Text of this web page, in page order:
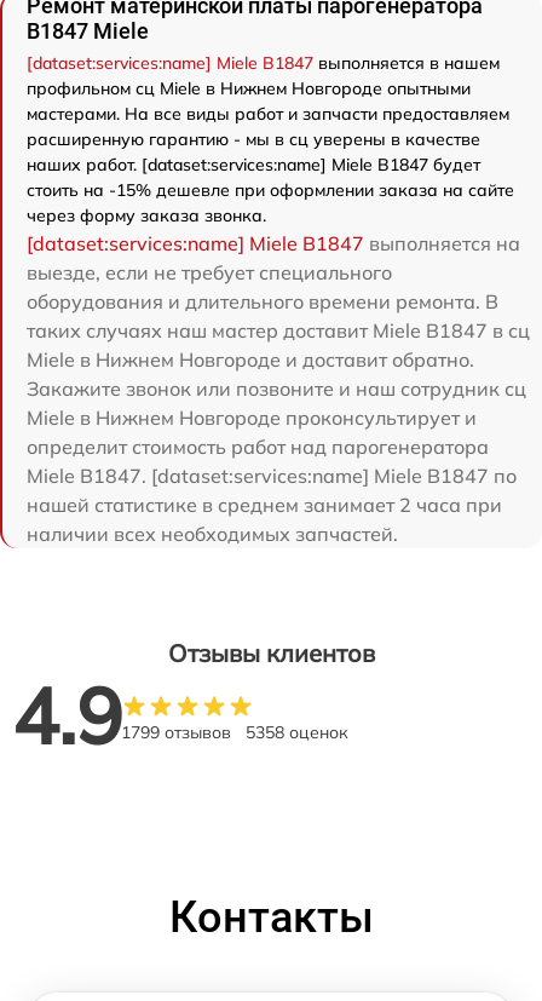
Ремонт материнской платы парогенератора
B1847 Miele
[dataset:services:name] Miele B1847 выполняется в нашем
профильном сц Miele в Нижнем Новгороде опытными
мастерами. На все виды работ и запчасти предоставляем
расширенную гарантию - мы в сц уверены в качестве
наших работ. [dataset:services:name] Miele B1847 будет
стоить на -15% дешевле при оформлении заказа на сайте
через форму заказа звонка.
[dataset:services:name] Miele B1847 выполняется на
выезде, если не требует специального
оборудования и длительного времени ремонта. В
таких случаях наш мастер доставит Miele B1847 в сц
Miele в Нижнем Новгороде и доставит обратно.
Закажите звонок или позвоните и наш сотрудник сц
Miele в Нижнем Новгороде проконсультирует и
определит стоимость работ над парогенератора
Miele B1847. [dataset:services:name] Miele B1847 по
нашей статистике в среднем занимает 2 часа при
наличии всех необходимых запчастей.
Отзывы клиентов
4.91799 отзывов 5358 оценок
Контакты